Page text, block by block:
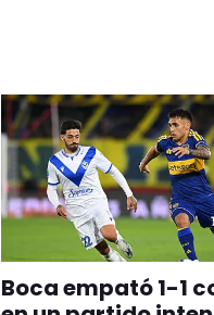
Boca empató 1-1